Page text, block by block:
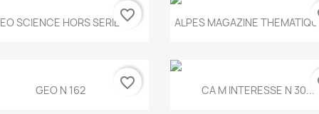
Aperçu rapide
SCIENCE HORS SERIE...
favorite_border Aperçu rapide
ALPES MAGAZINE
Aperçu rapide
GEO N 162 favorite_border Aperçu rapide
CA M INTERESSE N 30...